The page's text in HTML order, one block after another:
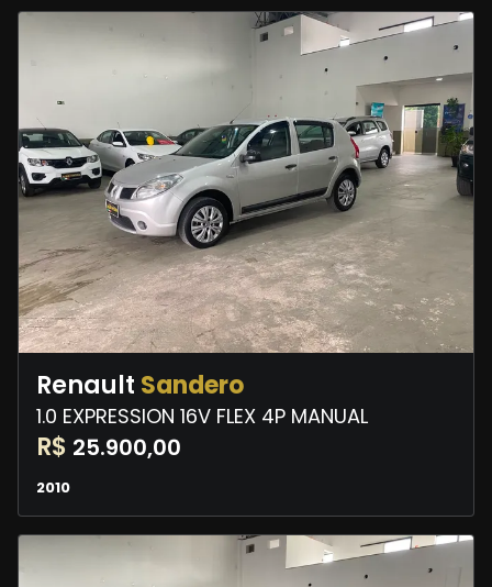
Renault Sandero
1.0 EXPRESSION 16V FLEX 4P MANUAL
R$ 25.900,00
2010